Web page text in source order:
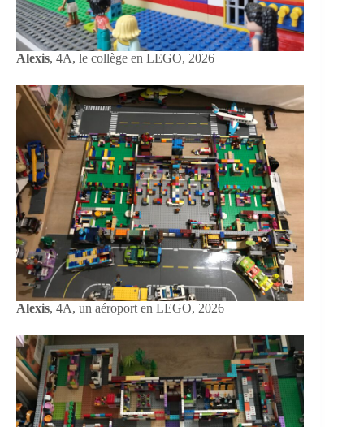
Alexis, 4A, le collège en LEGO, 2026
Alexis, 4A, un aéroport en LEGO, 2026